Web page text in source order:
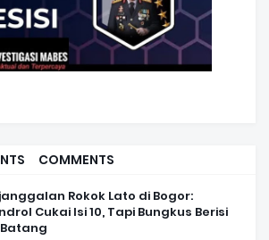
COMMENTS
Rokok Lato di Bogor:
Cukai Isi 10, Tapi Bungkus Berisi